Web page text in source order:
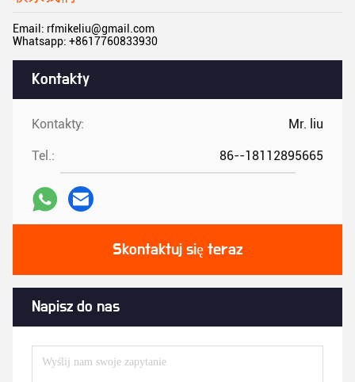
Kontakty
Kontakty: Mr. liu
Tel.: 86--18112895665
Skontaktuj się teraz
Napisz do nas
Email: rfmikeliu@gmail.com
Whatsapp: +8617760833930